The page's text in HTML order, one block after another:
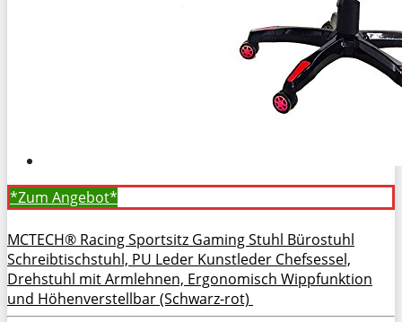
*Zum Angebot*
MCTECH® Racing Sportsitz Gaming Stuhl Bürostuhl
Schreibtischstuhl, PU Leder Kunstleder Chefsessel,
Drehstuhl mit Armlehnen, Ergonomisch Wippfunktion
und Höhenverstellbar (Schwarz-rot)